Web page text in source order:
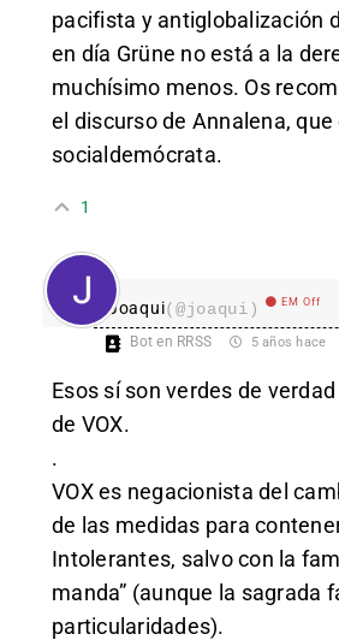
pacifista y antiglobalización
en día Grüne no está a la
muchísimo menos. Os
el discurso de Annalena,
socialdemócrata.
1
Joaqui(@joaqui) EM Off
Bot en RRSS 5 años hace
Esos sí son verdes de
de VOX.
.
VOX es negacionista del
de las medidas para
Intolerantes, salvo con la
manda” (aunque la sagrada
particularidades).